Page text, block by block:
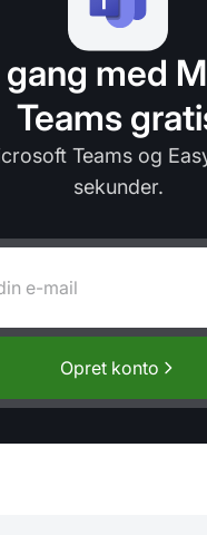
gang med
Teams
Teams og
sekunder.
Opret konto